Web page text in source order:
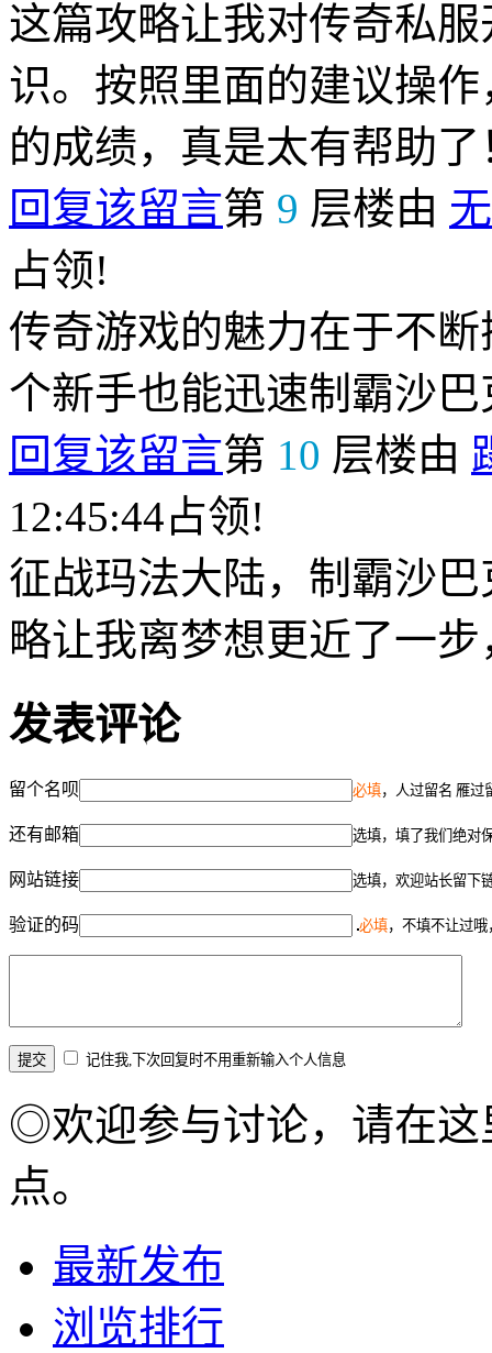
这篇攻略让我对传奇私
识。按照里面的建议操
的成绩，真是太有帮助了
回复该留言第 9 层楼由
占领!
传奇游戏的魅力在于不
个新手也能迅速制霸沙
回复该留言第 10 层楼由
12:45:44占领!
征战玛法大陆，制霸沙
略让我离梦想更近了一
发表评论
留个名呗 必填，人过留名 雁过
还有邮箱 选填，填了我们绝对
网站链接 选填，欢迎站长留下
验证的码 必填，不填不让过
记住我,下次回复时不用重新输入个人信息
◎欢迎参与讨论，请在这
点。
最新发布
浏览排行